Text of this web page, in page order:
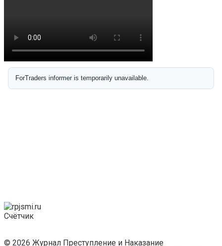
Счётчик
© 2026 Журнал Преступление и Наказание